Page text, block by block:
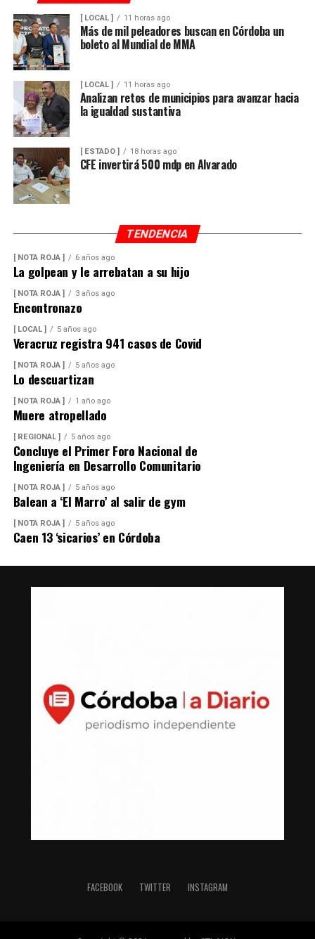
[ LOCAL ] 11 horas ago
Más de mil peleadores buscan en Córdoba un
boleto al Mundial de MMA
[ LOCAL ] 11 horas ago
Analizan retos de municipios para avanzar hacia
la igualdad sustantiva
[ ESTADO ] 18 horas ago
CFE invertirá 500 mdp en Alvarado
TENDENCIA
[ NOTA ROJA ] 6 años ago
La golpean y le arrebatan a su hijo
[ NOTA ROJA ] 3 años ago
Encontronazo
[ LOCAL ] 5 años ago
Veracruz registra 941 casos de Covid
[ NOTA ROJA ] 5 años ago
Lo descuartizan
[ NOTA ROJA ] 1 año ago
Muere atropellado
[ REGIONAL ] 5 años ago
Concluye el Primer Foro Nacional de
Ingeniería en Desarrollo Comunitario
[ NOTA ROJA ] 5 años ago
Balean a ‘El Marro’ al salir de gym
[ NOTA ROJA ] 5 años ago
Caen 13 ‘sicarios’ en Córdoba
FACEBOOK TWITTER INSTAGRAM